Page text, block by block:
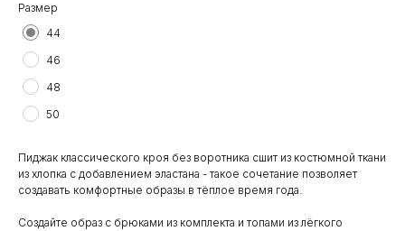
Размер
44
46
48
50
Пиджак классического кроя без воротника сшит из костюмной ткани
из хлопка с добавлением эластана - такое сочетание позволяет
создавать комфортные образы в тёплое время года.
Создайте образ с брюками из комплекта и топами из лёгкого